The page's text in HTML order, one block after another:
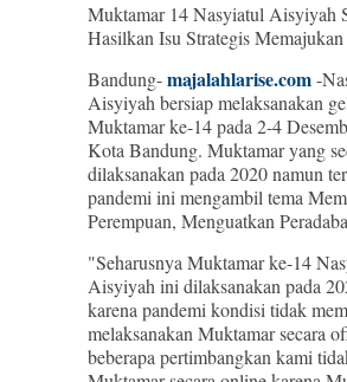
Muktamar 14 Nasyiatul Aisyiyah
Hasilkan Isu Strategis Memajukan
Bandung-majalahlarise.com-
Aisyiyah bersiap melaksanakan
Muktamar ke-14 pada 2-4
Kota Bandung. Muktamar yang
dilaksanakan pada 2020 namun
pandemi ini mengambil tema
Perempuan, Menguatkan
"Seharusnya Muktamar ke-14
Aisyiyah ini dilaksanakan pada
karena pandemi kondisi tidak
melaksanakan Muktamar secara
beberapa pertimbangkan kami